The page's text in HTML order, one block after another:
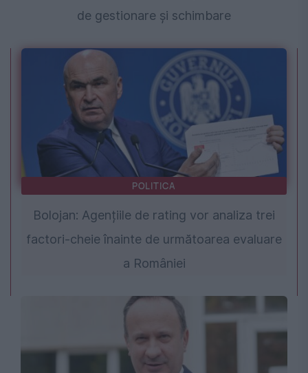
de gestionare și schimbare
POLITICA
Bolojan: Agențiile de rating vor analiza trei
factori-cheie înainte de următoarea evaluare
a României